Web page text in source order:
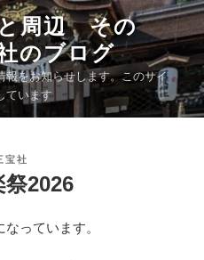
周辺 その
のブログ
報をお知らせします。このサイ
ています
宝社
2026
っています。